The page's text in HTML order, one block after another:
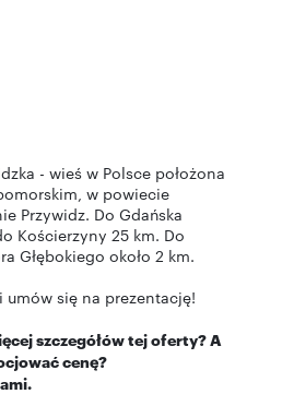
- wieś w Polsce położona
w powiecie
Przywidz. Do Gdańska
Kościerzyny 25 km. Do
Głębokiego około 2 km.
umów się na prezentację!
szczegółów tej oferty? A
cenę?